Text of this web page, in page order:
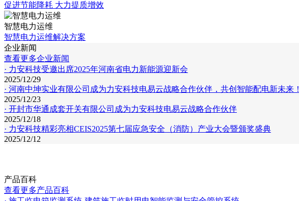
促进节能降耗 大力提质增效
智慧电力运维
智慧电力运维解决方案
企业新闻
查看更多企业新闻
· 力安科技受邀出席2025年河南省电力新能源迎新会
2025/12/29
· 河南中坤实业有限公司成为力安科技电易云战略合作伙伴，共创智能配电新未来！
2025/12/23
· 开封市华通成套开关有限公司成为力安科技电易云战略合作伙伴
2025/12/18
· 力安科技精彩亮相CEIS2025第七届应急安全（消防）产业大会暨颁奖盛典
2025/12/12
产品百科
查看更多产品百科